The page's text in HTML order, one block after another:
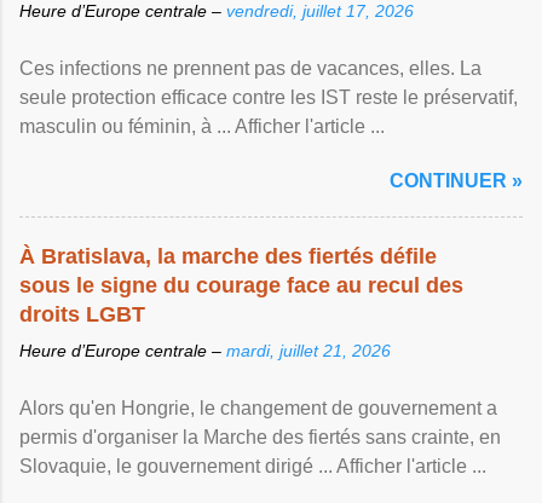
Heure d’Europe centrale – vendredi, juillet 17, 2026
Ces infections ne prennent pas de vacances, elles. La
seule protection efficace contre les IST reste le préservatif,
masculin ou féminin, à ... Afficher l'article ...
CONTINUER »
À Bratislava, la marche des fiertés défile
sous le signe du courage face au recul des
droits LGBT
Heure d’Europe centrale – mardi, juillet 21, 2026
Alors qu'en Hongrie, le changement de gouvernement a
permis d'organiser la Marche des fiertés sans crainte, en
Slovaquie, le gouvernement dirigé ... Afficher l'article ...